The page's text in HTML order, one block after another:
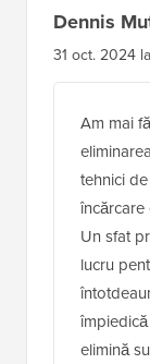
Dennis
31 oct. 2024
Am mai
tehnici
încărcare
Un sfat
lucru
elimină